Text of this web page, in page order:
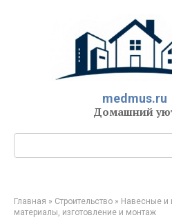
medmus.ru
Домашний
Главная » Строительство » Навесные и
материалы, изготовление и монтаж